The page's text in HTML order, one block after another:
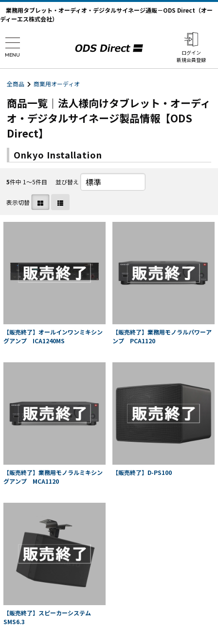
業務用タブレット・オーディオ・デジタルサイネージ通販－ODS Direct（オー
ディーエス株式会社）
MENU
ログイン
新規会員登録
全商品 商業用オーディオ
商品一覧｜法人様向けタブレット・オーディ
オ・デジタルサイネージ製品情報【ODS
Direct】
Onkyo Installation
5件中 1〜5件目 並び替え
表示切替
【販売終了】オールインワンミキシン
グアンプ ICA1240MS
【販売終了】業務用モノラルパワーア
ンプ PCA1120
【販売終了】業務用モノラルミキシン
グアンプ MCA1120
【販売終了】D-PS100
【販売終了】スピーカーシステム
SMS6.3